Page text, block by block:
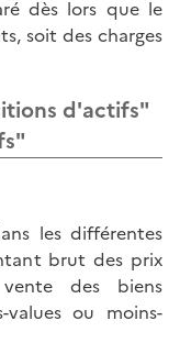
dès lors que le
soit des charges
d'actifs"
les différentes
brut des prix
des biens
ou moins-